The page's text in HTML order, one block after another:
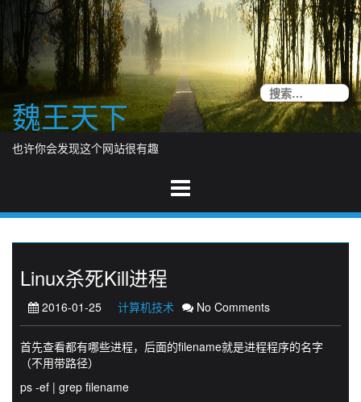
content
魏王天下
也许你会发现这个网站很有趣
搜
Linux杀死Kill进程
2016-01-25 计算机技术 No Comments
首先查看都有哪些进程，后面的filename就是进程程序的名字
（不用带路径）
ps -ef | grep filename